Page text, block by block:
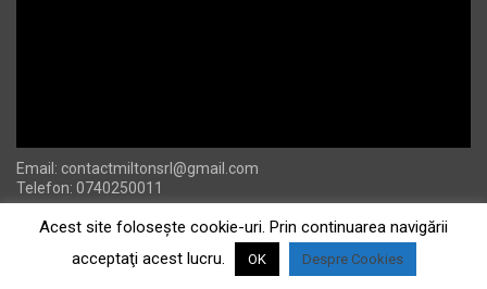
Email: contactmiltonsrl@gmail.com
Telefon: 0740250011
Acest site foloseşte cookie-uri. Prin continuarea navigării
acceptaţi acest lucru.
OK Despre Cookies